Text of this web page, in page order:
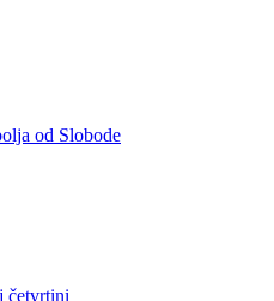
nadu za opstanak